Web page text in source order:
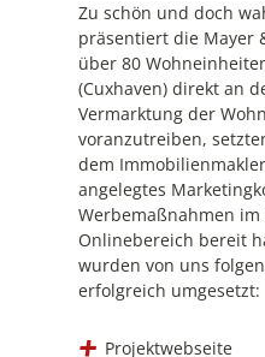
Zu schön und doch
präsentiert die Mayer
über 80
(Cuxhaven) direkt an
Vermarktung der
voranzutreiben,
dem
angelegtes
Werbemaßnahmen
Onlinebereich bereit
wurden von uns
erfolgreich umgesetzt:
Projektwebseite